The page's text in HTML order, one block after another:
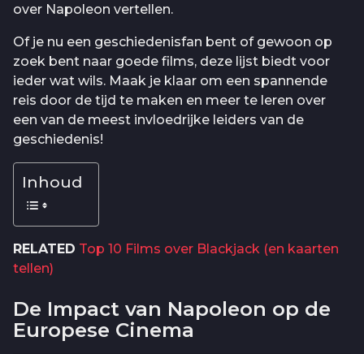
over Napoleon vertellen.
Of je nu een geschiedenisfan bent of gewoon op
zoek bent naar goede films, deze lijst biedt voor
ieder wat wils. Maak je klaar om een spannende
reis door de tijd te maken en meer te leren over
een van de meest invloedrijke leiders van de
geschiedenis!
Inhoud
RELATED Top 10 Films over Blackjack (en kaarten
tellen)
De Impact van Napoleon op de
Europese Cinema